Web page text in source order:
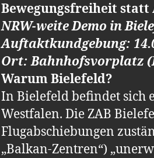
Bewegungsfreiheit
NRW-weite Demo in
Auftaktkundgebung:
Ort: Bahnhofsvorplatz
Warum Bielefeld?
In Bielefeld befindet sich
Westfalen. Die ZAB
Flugabschiebungen
„Balkan-Zentren“)